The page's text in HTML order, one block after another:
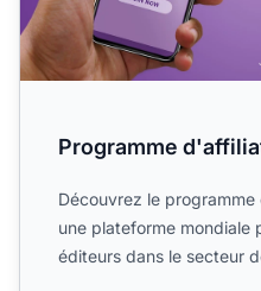
Programme
Découvrez le
une plateforme mondiale
éditeurs dans le secteur